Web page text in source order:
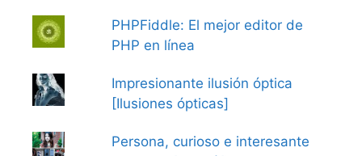
PHPFiddle: El mejor editor de
PHP en línea
Impresionante ilusión óptica
[Ilusiones ópticas]
Persona, curioso e interesante